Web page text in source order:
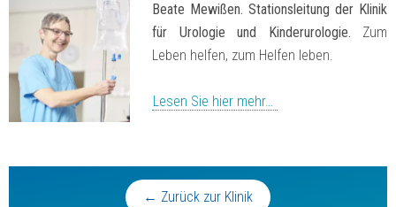
← Zurück zur Klinik
Beate Mewißen. Stationsleitung der Klinik
für Urologie und Kinderurologie. Zum
Leben helfen, zum Helfen leben.
Lesen Sie hier mehr…